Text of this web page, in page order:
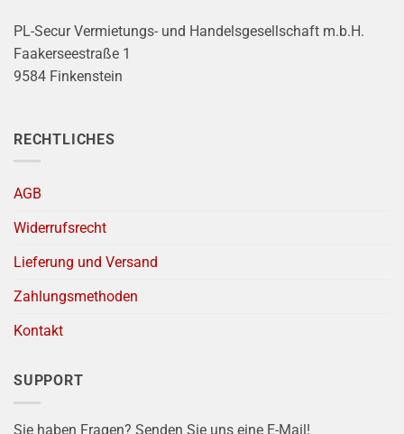
PL-Secur Vermietungs- und Handelsgesellschaft m.b.H.
Faakerseestraße 1
9584 Finkenstein
RECHTLICHES
AGB
Widerrufsrecht
Lieferung und Versand
Zahlungsmethoden
Kontakt
SUPPORT
Sie haben Fragen? Senden Sie uns eine E-Mail!